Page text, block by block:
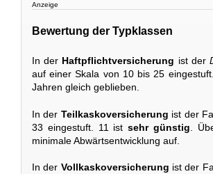
Anzeige
Bewertung der Typklassen
In der Haftpflichtversicherung ist der
auf einer Skala von 10 bis 25
Jahren gleich geblieben.
In der Teilkaskoversicherung ist der
33 eingestuft. 11 istsehr günstig .
minimale Abwärtsentwicklung auf.
In der Vollkaskoversicherung ist der